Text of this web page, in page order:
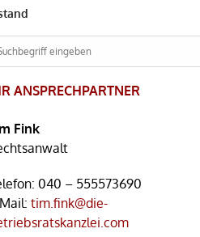
ANSPRECHPARTNER
Fink
040 – 555573690
tim.fink@die-